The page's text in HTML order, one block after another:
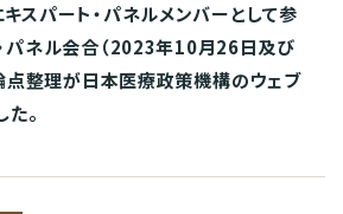
スパート・パネルメンバーとして参
パネル会合（2023年10月26日及び
点整理が日本医療政策機構のウェブ
。